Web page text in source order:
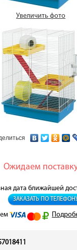
Увеличить фото
Ожидаем
дата ближайшей
ЗАКАЗАТЬ ПО